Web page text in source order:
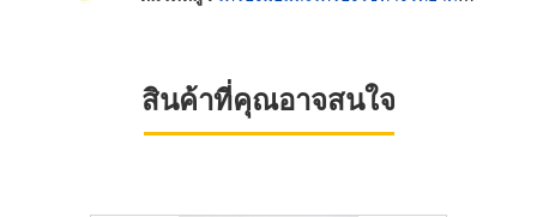
สินค้าที่คุณอาจสนใจ